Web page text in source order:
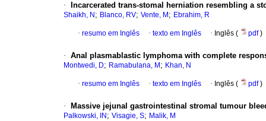
· Incarcerated trans-stomal herniation resembling a
Shaikh, N ; Blanco, RV; Vente, M ; Ebrahim, R
· resumo em Inglês · texto em Inglês · Inglês ( pdf)
· Anal plasmablastic lymphoma with complete
Montwedi, D; Ramabulana, M ; Khan, N
· resumo em Inglês · texto em Inglês · Inglês ( pdf)
· Massive jejunal gastrointestinal stromal tumour
Palkowski, IN ; Visagie, S; Malik, M